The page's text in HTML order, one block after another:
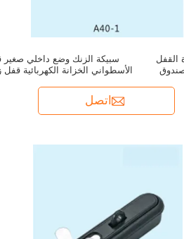
سبيكة الزنك وضع داخلي صغير
الأسطواني الخزانة الكهربائية
اتصل
القفل